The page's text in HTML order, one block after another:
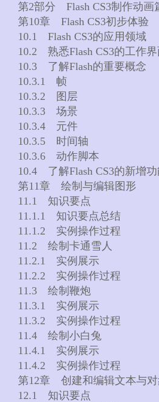
第2部分 Flash CS3制作动画
第10章 Flash CS3初步体验
10.1 Flash CS3的应用领域
10.2 熟悉Flash CS3的工作
10.3 了解Flash的重要概念
10.3.1 帧
10.3.2 图层
10.3.3 场景
10.3.4 元件
10.3.5 时间轴
10.3.6 动作脚本
10.4 了解Flash CS3的新增
第11章 绘制与编辑图形
11.1 知识要点
11.1.1 知识要点总结
11.1.2 实例操作过程
11.2 绘制卡通雪人
11.2.1 实例展示
11.2.2 实例操作过程
11.3 绘制鞭炮
11.3.1 实例展示
11.3.2 实例操作过程
11.4 绘制小白兔
11.4.1 实例展示
11.4.2 实例操作过程
第12章 创建和编辑文本与
12.1 知识要点